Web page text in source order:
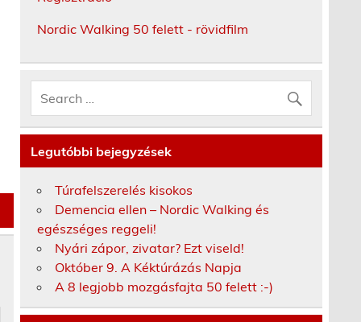
Nordic Walking 50 felett - rövidfilm
Legutóbbi bejegyzések
Túrafelszerelés kisokos
Demencia ellen – Nordic Walking és
egészséges reggeli!
Nyári zápor, zivatar? Ezt viseld!
Október 9. A Kéktúrázás Napja
A 8 legjobb mozgásfajta 50 felett :-)